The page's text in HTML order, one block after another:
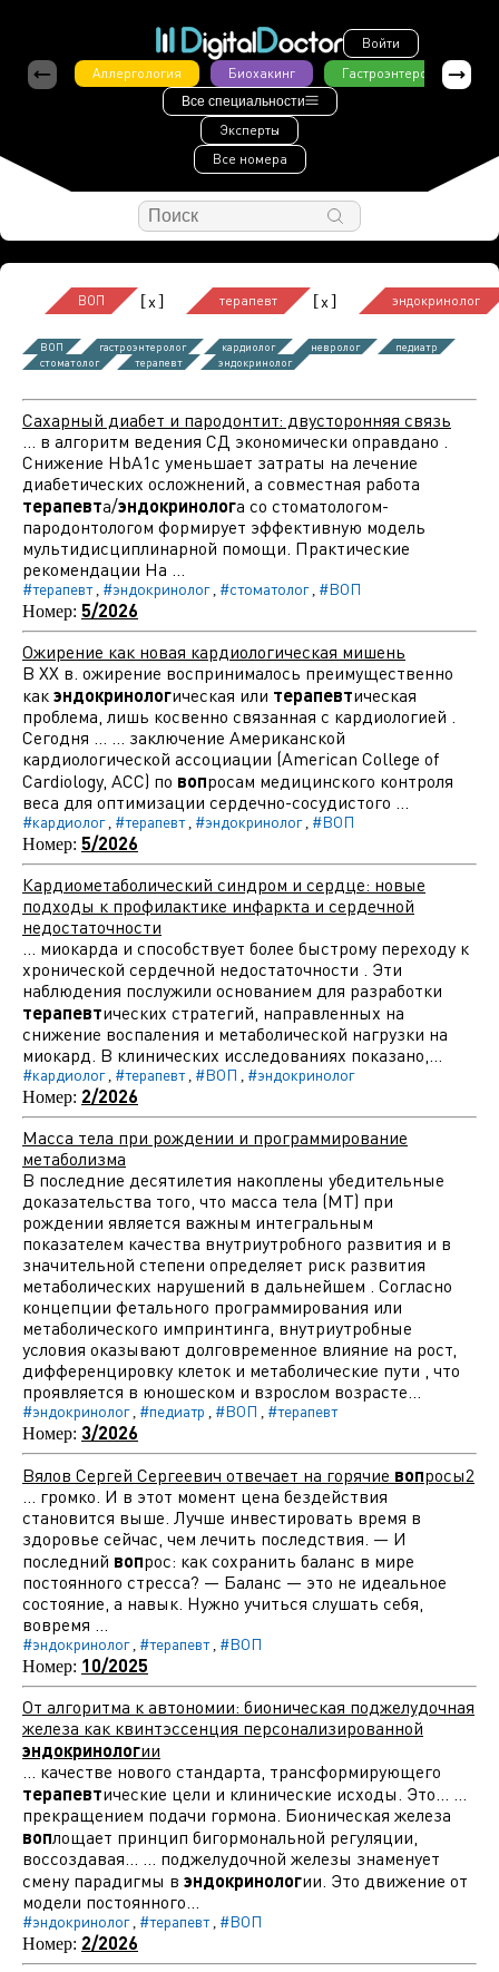
Войти
Аллергология
Биохакинг Гастроэнтерология
Все специальности
Эксперты
Все номера
ВОП [x] терапевт [x] эндокринолог
ВОП гастроэнтеролог кардиолог невролог
педиатр
стоматолог
терапевт эндокринолог
Сахарный диабет и пародонтит: двусторонняя связь
... в алгоритм ведения СД экономически оправдано .
Снижение HbA1c уменьшает затраты на лечение
диабетических осложнений, а совместная работа
терапевта/эндокринолога со стоматологом-
пародонтологом формирует эффективную модель
мультидисциплинарной помощи. Практические
рекомендации На ...
#терапевт, #эндокринолог, #стоматолог, #ВОП
Номер: 5/2026
Ожирение как новая кардиологическая мишень
В ХХ в. ожирение воспринималось преимущественно
как эндокринологическая или терапевтическая
проблема, лишь косвенно связанная с кардиологией .
Сегодня ... ... заключение Американской
кардиологической ассоциации (American College of
Cardiology, ACC) по вопросам медицинского контроля
веса для оптимизации сердечно-сосудистого ...
#кардиолог, #терапевт, #эндокринолог, #ВОП
Номер: 5/2026
Кардиометаболический синдром и сердце: новые
подходы к профилактике инфаркта и сердечной
недостаточности
... миокарда и способствует более быстрому переходу к
хронической сердечной недостаточности . Эти
наблюдения послужили основанием для разработки
терапевтических стратегий, направленных на
снижение воспаления и метаболической нагрузки на
миокард. В клинических исследованиях показано,...
#кардиолог, #терапевт, #ВОП , #эндокринолог
Номер: 2/2026
Масса тела при рождении и программирование
метаболизма
В последние десятилетия накоплены убедительные
доказательства того, что масса тела (МТ) при
рождении является важным интегральным
показателем качества внутриутробного развития и в
значительной степени определяет риск развития
метаболических нарушений в дальнейшем . Согласно
концепции фетального программирования или
метаболического импринтинга, внутриутробные
условия оказывают долговременное влияние на рост,
дифференцировку клеток и метаболические пути , что
проявляется в юношеском и взрослом возрасте...
#эндокринолог, #педиатр , #ВОП , #терапевт
Номер: 3/2026
Вялов Сергей Сергеевич отвечает на горячие вопросы2
... громко. И в этот момент цена бездействия
становится выше. Лучше инвестировать время в
здоровье сейчас, чем лечить последствия. — И
последний вопрос: как сохранить баланс в мире
постоянного стресса? — Баланс — это не идеальное
состояние, а навык. Нужно учиться слушать себя,
вовремя ...
#эндокринолог, #терапевт, #ВОП
Номер: 10/2025
От алгоритма к автономии: бионическая поджелудочная
железа как квинтэссенция персонализированной
эндокринологии
... качестве нового стандарта, трансформирующего
терапевтические цели и клинические исходы. Это... ...
прекращением подачи гормона. Бионическая железа
воплощает принцип бигормональной регуляции,
воссоздавая... ... поджелудочной железы знаменует
смену парадигмы в эндокринологии. Это движение от
модели постоянного...
#эндокринолог, #терапевт, #ВОП
Номер: 2/2026